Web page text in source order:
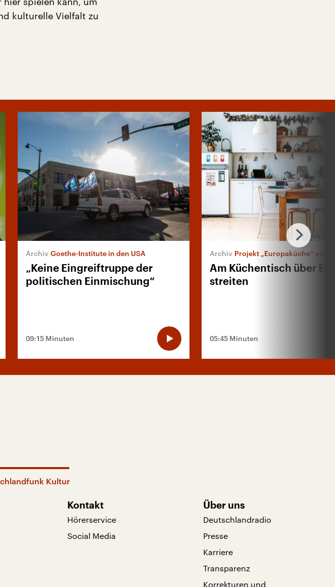
kulturelle Vielfalt zu
Goethe-Institute in den USA
„Keine Eingreiftruppe der
politischen Einmischung“
09:15 Minuten
Projekt „Europaküche“ vom
Am Küchentisch über
streiten
05:45 Minuten
Kultur
Kontakt
Hörerservice
Social Media
Über uns
Deutschlandradio
Presse
Karriere
Transparenz
Korrekturen und